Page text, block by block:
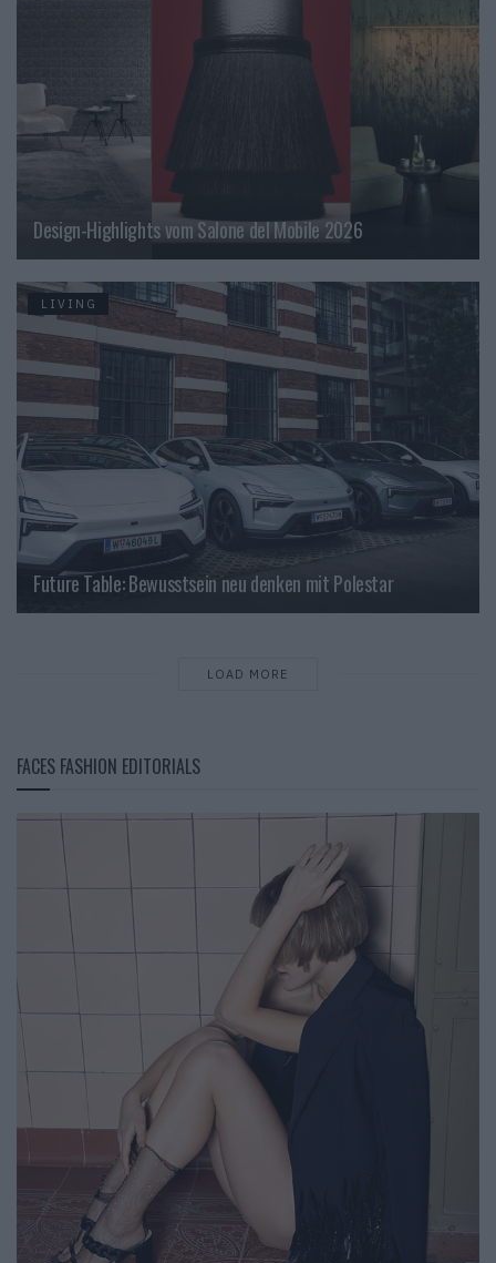
Design-Highlights vom Salone del Mobile 2026
LIVING
Future Table: Bewusstsein neu denken mit Polestar
LOAD MORE
FACES FASHION EDITORIALS